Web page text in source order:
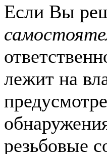
Если Вы
лежит на
резьбовые